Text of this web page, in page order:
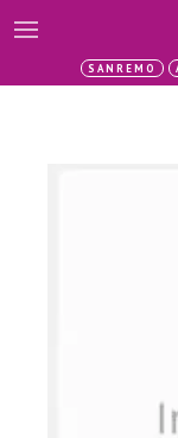
SANREMO